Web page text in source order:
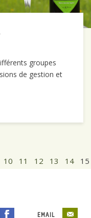
groupes
de gestion et
10 11 12 13 14 15
EMAIL